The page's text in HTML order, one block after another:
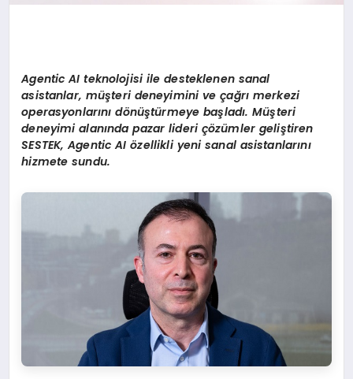
Agentic AI teknolojisi ile desteklenen sanal
asistanlar, müşteri deneyimini ve çağrı merkezi
operasyonlarını dönüştürmeye başladı. Müşteri
deneyimi alanında pazar lideri çözümler geliştiren
SESTEK, Agentic AI özellikli yeni sanal asistanlarını
hizmete sundu.